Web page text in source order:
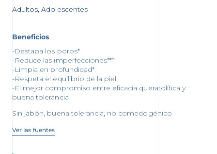
Adultos, Adolescentes
Beneficios
-Reduce las imperfecciones***
-Limpia en profundidad*
-Respeta el equilibrio de la piel
-El mejor compromiso entre eficacia queratolítica y
buena tolerancia